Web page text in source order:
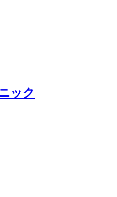
ック